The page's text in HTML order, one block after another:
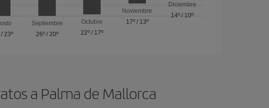
/23º
Septiembre
26º/ 20º
Octubre
22º / 17º
Noviembre
17º/ 13º
Diciembre
14º / 10º
a Palma de Mallorca